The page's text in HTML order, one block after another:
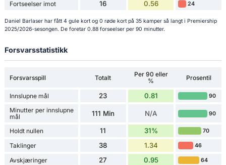
Fortseelser imot 16 0.56 24
Daniel Barlaser har fått 4 gule kort og 0 røde kort på 35 kamper så langt i Premiership
2025/2026-sesongen. De foretar 0.88 forseelser per 90 minutter.
Forsvarsstatistikk
Forsvarsspill Totalt
Per 90 eller
%
Prosentil
Innslupne mål 23 0.81 90
Minutter per innslupne
mål
111 Min N/A 90
Holdt nullen 11 31% 70
Taklinger 38 1.34 46
Avskjæringer 27 0.95 64